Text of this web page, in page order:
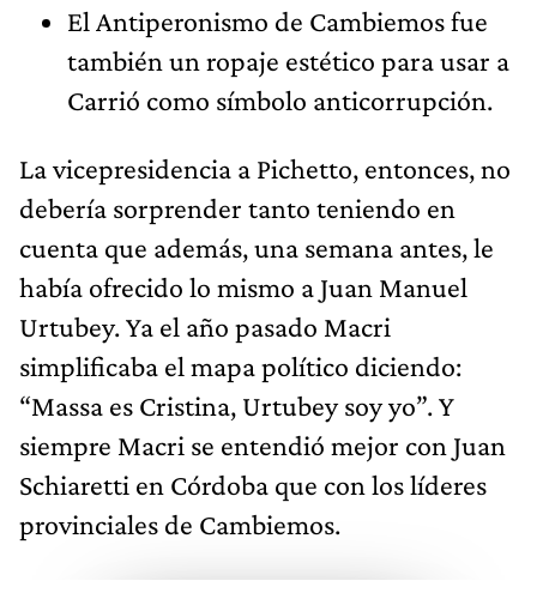
El Antiperonismo de Cambiemos fue
también un ropaje estético para usar a
Carrió como símbolo anticorrupción.
La vicepresidencia a Pichetto, entonces, no
debería sorprender tanto teniendo en
cuenta que además, una semana antes, le
había ofrecido lo mismo a Juan Manuel
Urtubey. Ya el año pasado Macri
simplificaba el mapa político diciendo:
“Massa es Cristina, Urtubey soy yo”. Y
siempre Macri se entendió mejor con Juan
Schiaretti en Córdoba que con los líderes
provinciales de Cambiemos.